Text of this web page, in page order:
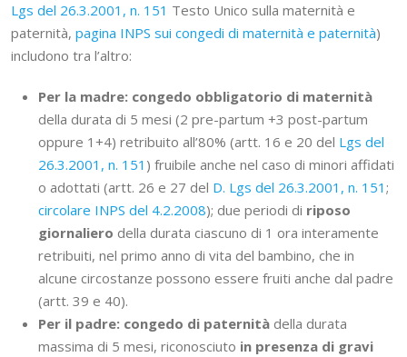
Lgs del 26.3.2001, n. 151 Testo Unico sulla maternità e
paternità, pagina INPS sui congedi di maternità e paternità)
includono tra l’altro:
Per la madre: congedo obbligatorio di maternità
della durata di 5 mesi (2 pre-partum +3 post-partum
oppure 1+4) retribuito all’80% (artt. 16 e 20 del Lgs del
26.3.2001, n. 151 ) fruibile anche nel caso di minori affidati
o adottati (artt. 26 e 27 del D. Lgs del 26.3.2001, n. 151 ;
circolare INPS del 4.2.2008); due periodi di riposo
giornaliero della durata ciascuno di 1 ora interamente
retribuiti, nel primo anno di vita del bambino, che in
alcune circostanze possono essere fruiti anche dal padre
(artt. 39 e 40).
Per il padre: congedo di paternità della durata
massima di 5 mesi, riconosciuto in presenza di gravi